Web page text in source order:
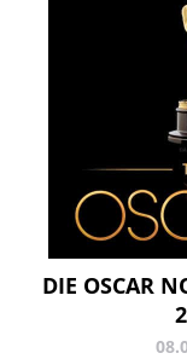
DIE OSCAR